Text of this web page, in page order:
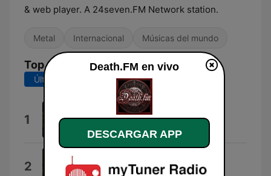
& web player. A 24seven.FM Network station.
Metal Internacional Músicas del mundo
Top Canciones
Últimos 7 días Últimos 30 días
1 Underground Assault
2 Dragony
Death.FM en vivo
DESCARGAR APP